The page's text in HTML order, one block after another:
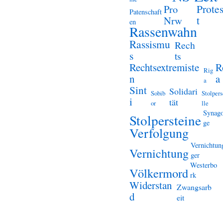
Patenschaft
en
Pro
Nrw
Protes
t
Rassenwahn
Rassismu
s
Rech
ts
Rechtsextremiste
n
Rig
a
a
Sint
i
Sobib
or
Solidari
tät
lle
Stolpersteine ge
Verfolgung
Vernichtung ger
Völkermord Westerbo
rk
Widerstan
d
Zwangsarb
eit